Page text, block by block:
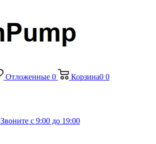
Отложенные 0 Корзина0 0
Звоните с 9:00 до 19:00